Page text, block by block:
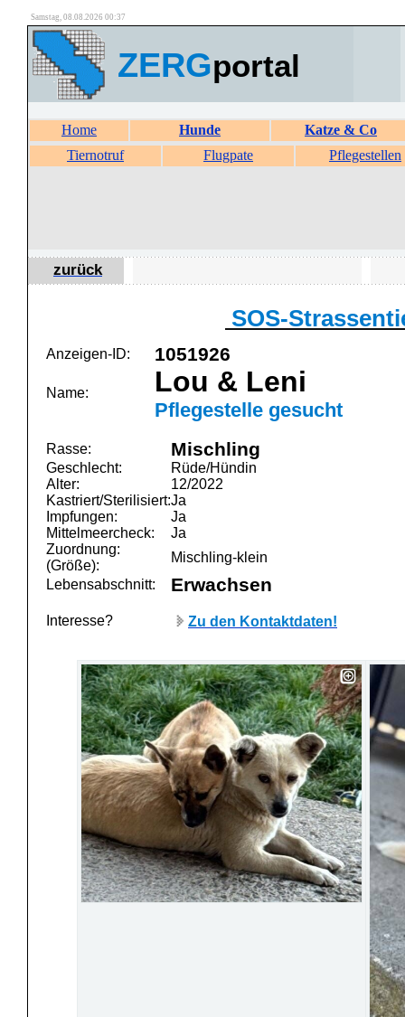
Samstag, 08.08.2026 00:37
ZERGportal
Home Hunde
Katze & Co
Tiernotruf
Flugpate Pflegestellen
zurück
SOS-
Anzeigen-ID: 1051926
Name: Lou & Leni
Pflegestelle gesucht
Rasse: Mischling
Geschlecht:
Rüde/Hündin
Alter:
12/2022
Kastriert/Sterilisiert:Ja
Impfungen:
Ja
Mittelmeercheck:
Ja
Zuordnung:
(Größe):
Mischling-klein
Lebensabschnitt:
Erwachsen
Interesse? Zu den Kontaktdaten!